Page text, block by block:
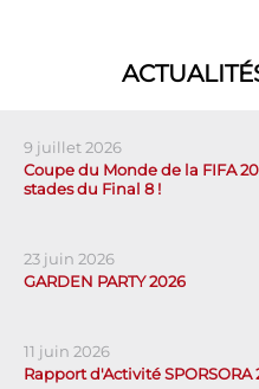
9 juillet 2026
Coupe du Monde de la FIFA
stades du Final 8 !
23 juin 2026
GARDEN PARTY 2026
11 juin 2026
Rapport d'Activité SPORSORA